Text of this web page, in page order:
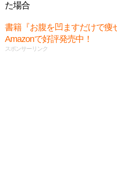
た場合
書籍『お腹を凹ますだけで痩
Amazonで好評発売中！
スポンサーリンク